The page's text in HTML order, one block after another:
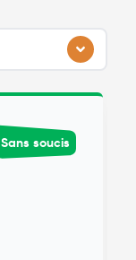
Sans soucis